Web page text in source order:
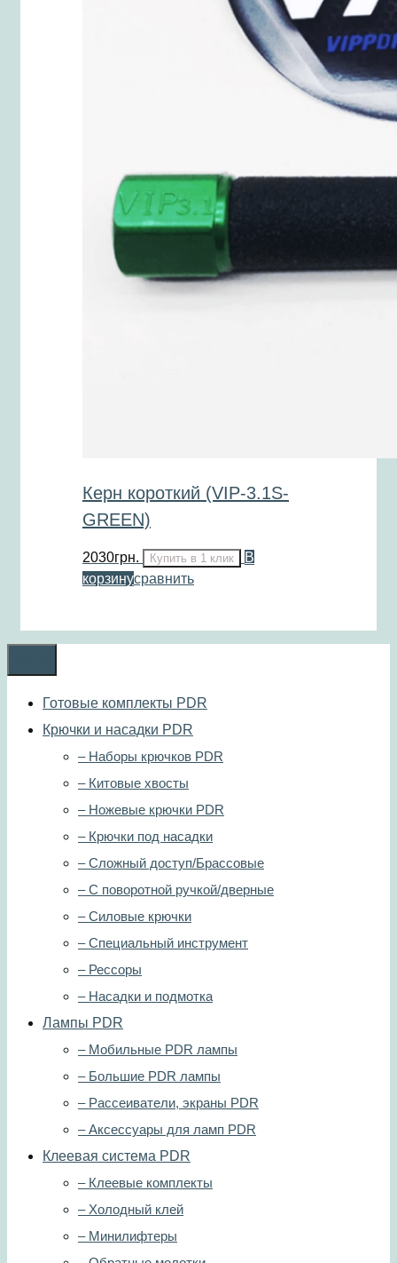
Керн короткий (VIP-3.1S-
GREEN)
2030грн. Купить в 1 клик
В
корзинусравнить
Готовые комплекты PDR
Крючки и насадки PDR
– Наборы крючков PDR
– Китовые хвосты
– Ножевые крючки PDR
– Крючки под насадки
– Сложный доступ/Брассовые
– С поворотной ручкой/дверные
– Силовые крючки
– Специальный инструмент
– Рессоры
– Насадки и подмотка
Лампы PDR
– Мобильные PDR лампы
– Большие PDR лампы
– Рассеиватели, экраны PDR
– Аксессуары для ламп PDR
Клеевая система PDR
– Клеевые комплекты
– Холодный клей
– Минилифтеры